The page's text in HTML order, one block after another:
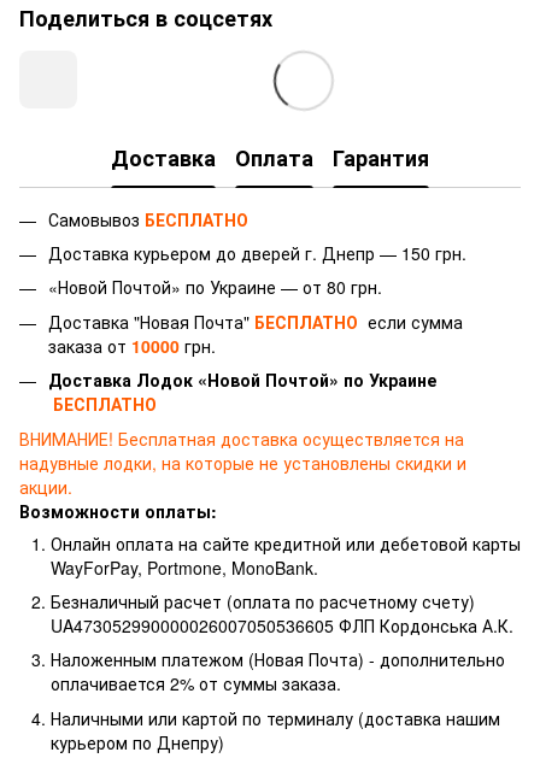
Поделиться в соцсетях
Доставка Оплата Гарантия
Самовывоз БЕСПЛАТНО
Доставка курьером до дверей г. Днепр — 150 грн.
«Новой Почтой» по Украине — от 80 грн.
Доставка "Новая Почта" БЕСПЛАТНО если сумма
заказа от 10000 грн.
Доставка Лодок «Новой Почтой» по Украине
БЕСПЛАТНО
ВНИМАНИЕ! Бесплатная доставка осуществляется на
надувные лодки, на которые не установлены скидки и
акции.
Возможности оплаты:
Онлайн оплата на сайте кредитной или дебетовой карты
WayForPay, Portmone, MonoBank.
Безналичный расчет (оплата по расчетному счету)
UA473052990000026007050536605 ФЛП Кордонська А.К.
Наложенным платежом (Новая Почта) - дополнительно
оплачивается 2% от суммы заказа.
Наличными или картой по терминалу (доставка нашим
курьером по Днепру)